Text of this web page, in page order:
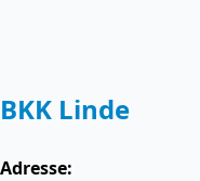
BKK Linde
Adresse: